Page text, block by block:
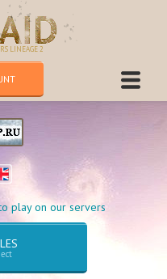
LINEAGE 2
play on our servers